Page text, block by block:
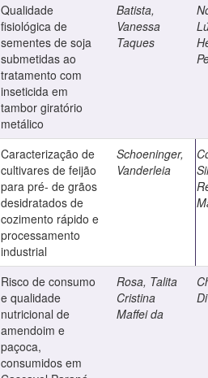
Qualidade
fisiológica de
sementes de soja
submetidas ao
tratamento com
inseticida em
tambor giratório
metálico
Batista,
Vanessa
Taques
Caracterização de
cultivares de feijão
para pré- de grãos
desidratados de
cozimento rápido e
processamento
industrial
Schoeninger,
Vanderleia
Risco de consumo
e qualidade
nutricional de
amendoim e
paçoca,
consumidos em
Rosa, Talita
Cristina
Maffei da